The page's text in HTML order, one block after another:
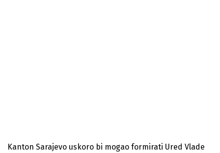
Kanton Sarajevo uskoro bi mogao formirati Ured Vlade